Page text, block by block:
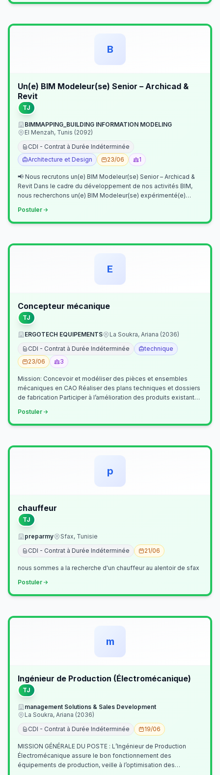
B
Un(e) BIM Modeleur(se) Senior – Archicad &
Revit
TJ
BIMMAPPING_BUILDING INFORMATION MODELING
El Menzah, Tunis (2092)
CDI - Contrat à Durée Indéterminée
Architecture et Design
23/06 1
📢 Nous recrutons un(e) BIM Modeleur(se) Senior – Archicad &
Revit Dans le cadre du développement de nos activités BIM,
nous recherchons un(e) BIM Modeleur(se) expérimenté(e)
Postuler
E
Concepteur mécanique
TJ
ERGOTECH EQUIPEMENTS
La Soukra, Ariana (2036)
CDI - Contrat à Durée Indéterminée
technique
23/06
3
Mission: Concevoir et modéliser des pièces et ensembles
mécaniques en CAO Réaliser des plans techniques et dossiers
de fabrication Participer à l’amélioration des produits existants
Postuler
p
chauffeur
TJ
preparmy
Sfax, Tunisie
CDI - Contrat à Durée Indéterminée
21/06
nous sommes a la recherche d'un chauffeur au alentoir de sfax
Postuler
m
Ingénieur de Production (Électromécanique)
TJ
management Solutions & Sales Development
La Soukra, Ariana (2036)
CDI - Contrat à Durée Indéterminée
19/06
MISSION GÉNÉRALE DU POSTE : L’Ingénieur de Production
Électromécanique assure le bon fonctionnement des
équipements de production, veille à l’optimisation des